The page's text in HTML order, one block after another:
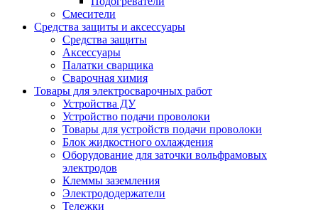
Смесители
Средства защиты и аксессуары
Средства защиты
Аксессуары
Палатки сварщика
Сварочная химия
Товары для электросварочных работ
Устройства ДУ
Устройство подачи проволоки
Товары для устройств подачи проволоки
Блок жидкостного охлаждения
Оборудование для заточки вольфрамовых
электродов
Клеммы заземления
Электрододержатели
Тележки